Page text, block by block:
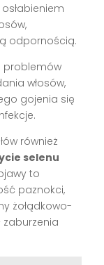
odpornością.
problemów
włosów,
gojenia się
również
selenu
to
paznokci,
żołądkowo-
zaburzenia